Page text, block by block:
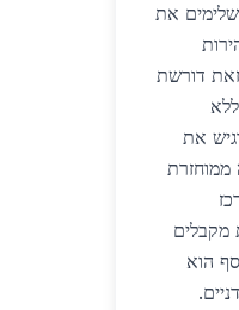
את
דורשת
את
ממוחזרת
מקבלים
הוא